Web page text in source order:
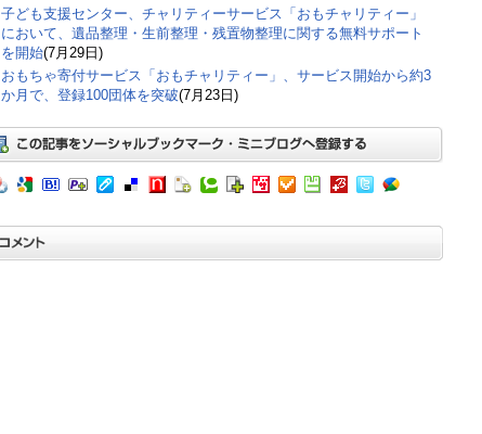
子ども支援センター、チャリティーサービス「おもチャリティー」
において、遺品整理・生前整理・残置物整理に関する無料サポート
を開始(7月29日)
おもちゃ寄付サービス「おもチャリティー」、サービス開始から約3
か月で、登録100団体を突破(7月23日)